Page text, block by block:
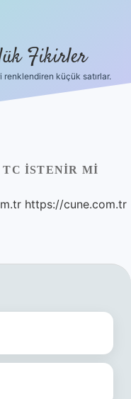
Fikirler
renklendiren küçük satırlar.
ISTENIR MI
https://cune.com.tr